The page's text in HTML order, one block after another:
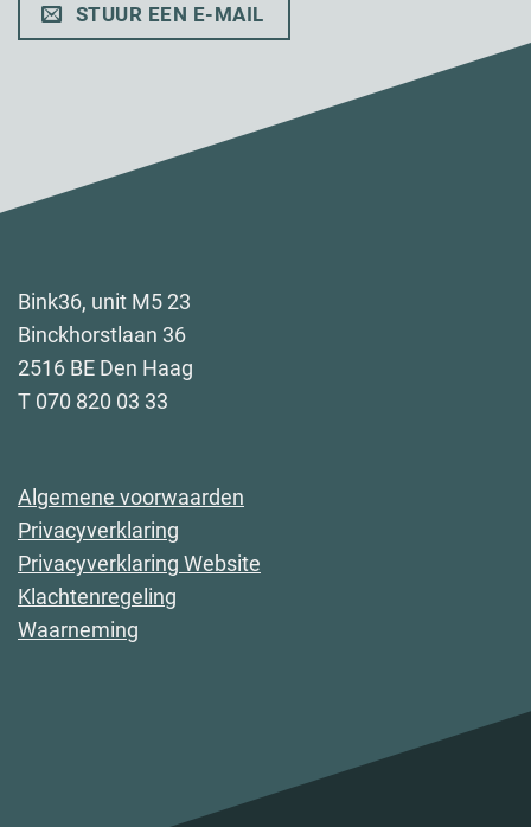
STUUR EEN E-MAIL
Bink36, unit M5 23
Binckhorstlaan 36
2516 BE Den Haag
T 070 820 03 33
Algemene voorwaarden
Privacyverklaring
Privacyverklaring Website
Klachtenregeling
Waarneming